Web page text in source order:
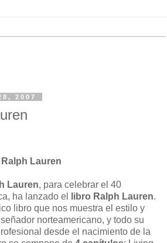
2007
Lauren
Lauren, para celebrar el 40
ha lanzado el
libro Ralph Lauren.
libro que nos muestra el estilo y
norteamericano, y todo su
desde el nacimiento de la